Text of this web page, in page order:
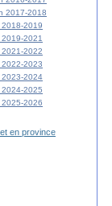
2017-2018
2019
2021
2022
2023
2023-2024
2025
2026
en province